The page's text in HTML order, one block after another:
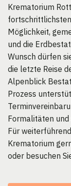
Krematorium
Möglichkeit,
und die
Wunsch dürfen
die letzte Reise
Alpenblick
Prozess
Formalitäten
Für
Krematorium
oder besuchen